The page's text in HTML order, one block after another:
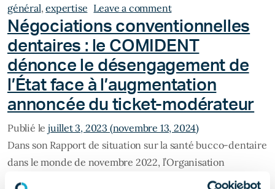
général,expertise Leave a commenton David CASTILLO,
Négociations conventionnelles
dentaires : le COMIDENT
dénonce le désengagement de
l’État face à l’augmentation
annoncée du ticket-modérateur
Publié le juillet 3, 2023 (novembre 13, 2024)
Dans son Rapport de situation sur la santé bucco-dentaire
dans le monde de novembre 2022, l’Organisation
mondiale de la Santé (OMS) désigne la santé bucco-